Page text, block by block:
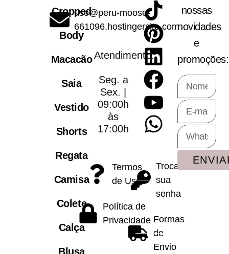
Cropped
Body
Macacão
Saia
Vestido
Shorts
Regata
Camisa
Colete
Calça
Blusa
use@peru-moose-
661096.hostingersite.com
Atendimento:
Seg. a
Sex. |
09:00h
às
17:00h
Termos
de Uso
Política de
Privacidade
Trocar
sua
senha
Formas
de
Envio
nossas
novidades
e
promoções: